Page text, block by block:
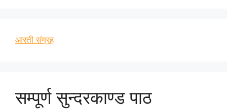
आरती संग्रह
सम्पूर्ण सुन्दरकाण्ड पाठ